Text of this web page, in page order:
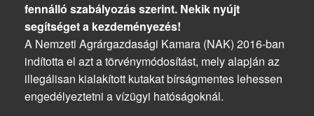
fennálló szabályozás szerint. Nekik nyújt
segítséget a kezdeményezés!
A Nemzeti Agrárgazdasági Kamara (NAK) 2016-ban
indította el azt a törvénymódosítást, mely alapján az
illegálisan kialakított kutakat bírságmentes lehessen
engedélyeztetni a vízügyi hatóságoknál.